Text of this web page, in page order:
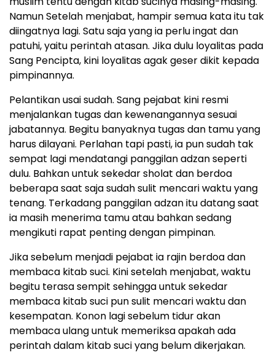
Namun Setelah menjabat, hampir semua kata itu tak
diingatnya lagi. Satu saja yang ia perlu ingat dan
patuhi, yaitu perintah atasan. Jika dulu loyalitas pada
Sang Pencipta, kini loyalitas agak geser dikit kepada
pimpinannya.
Pelantikan usai sudah. Sang pejabat kini resmi
menjalankan tugas dan kewenangannya sesuai
jabatannya. Begitu banyaknya tugas dan tamu yang
harus dilayani. Perlahan tapi pasti, ia pun sudah tak
sempat lagi mendatangi panggilan adzan seperti
dulu. Bahkan untuk sekedar sholat dan berdoa
beberapa saat saja sudah sulit mencari waktu yang
tenang. Terkadang panggilan adzan itu datang saat
ia masih menerima tamu atau bahkan sedang
mengikuti rapat penting dengan pimpinan.
Jika sebelum menjadi pejabat ia rajin berdoa dan
membaca kitab suci. Kini setelah menjabat, waktu
begitu terasa sempit sehingga untuk sekedar
membaca kitab suci pun sulit mencari waktu dan
kesempatan. Konon lagi sebelum tidur akan
membaca ulang untuk memeriksa apakah ada
perintah dalam kitab suci yang belum dikerjakan.